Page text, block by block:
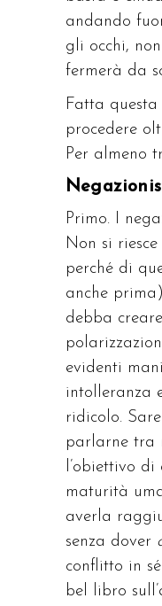
andando
gli occhi,
fermerà da
Fatta questa
procedere
Per almeno
Primo. I
Non si
perché di
anche
debba
evidenti
intolleranza
ridicolo.
parlarne tra
l’obiettivo
maturità
averla
senza dover
conflitto in
bel libro